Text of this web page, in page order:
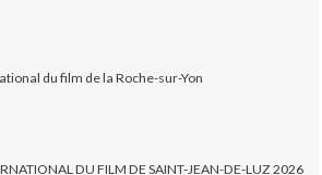
du film de la Roche-sur-Yon
DU FILM DE SAINT-JEAN-DE-LUZ 2026